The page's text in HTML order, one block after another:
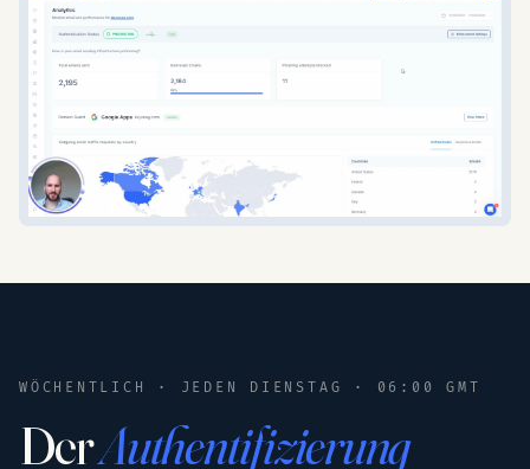
WÖCHENTLICH · JEDEN DIENSTAG · 06:00 GMT
DerAuthentifizierung